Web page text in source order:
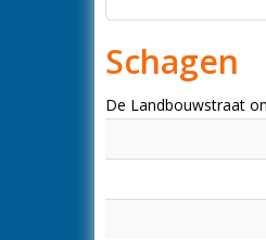
Schagen
De Landbouwstraat